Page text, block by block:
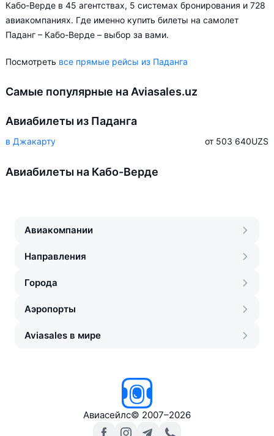
Кабо-Верде в 45 агентствах, 5 системах бронирования и 728
авиакомпаниях. Где именно купить билеты на самолет
Паданг – Кабо-Верде – выбор за вами.
Посмотреть все прямые рейсы из Паданга
Самые популярные на Aviasales.uz
Авиабилеты из Паданга
в Джакарту от 503 640UZS
Авиабилеты на Кабо-Верде
Авиакомпании
Направления
Города
Аэропорты
Aviasales в мире
Авиасейлс© 2007–2026